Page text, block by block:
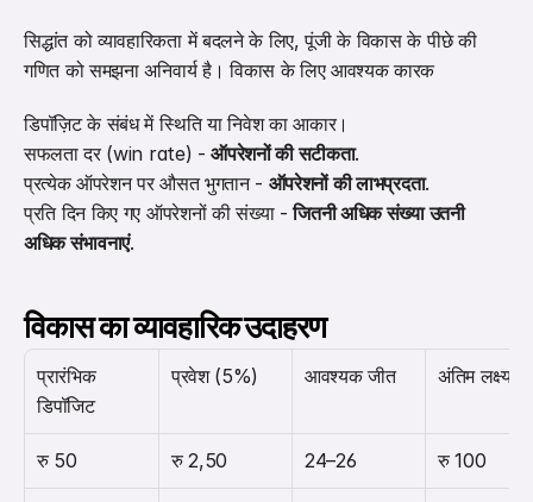
सिद्धांत को व्यावहारिकता में बदलने के लिए, पूंजी के विकास के पीछे की
गणित को समझना अनिवार्य है। विकास के लिए आवश्यक कारक
डिपॉज़िट के संबंध में स्थिति या निवेश का आकार।
सफलता दर (win rate) - ऑपरेशनों की सटीकता.
प्रत्येक ऑपरेशन पर औसत भुगतान - ऑपरेशनों की लाभप्रदता.
प्रति दिन किए गए ऑपरेशनों की संख्या - जितनी अधिक संख्या उतनी
अधिक संभावनाएं.
विकास का व्यावहारिक उदाहरण
प्रारंभिक
डिपॉजिट
प्रवेश (5%) आवश्यक जीत अंतिम लक्ष्य
रु 50 रु 2,50 24–26 रु 100